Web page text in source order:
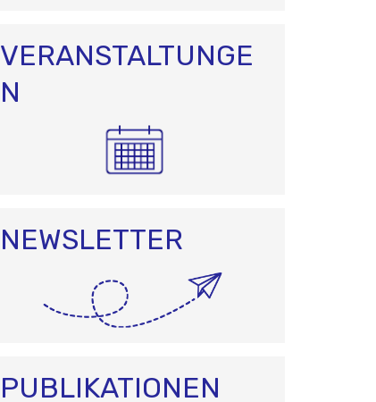
VERANSTALTUNGE
N
NEWSLETTER
PUBLIKATIONEN